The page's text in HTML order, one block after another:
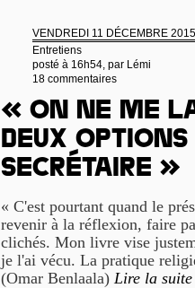
VENDREDI 11 DÉCEMBRE 2015
Entretiens
posté à 16h54, par Lémi
18 commentaires
« On ne me
deux options
secrétaire »
« C'est pourtant quand le
revenir à la réflexion, faire
clichés. Mon livre vise
je l'ai vécu. La pratique
(Omar Benlaala) Lire la suite